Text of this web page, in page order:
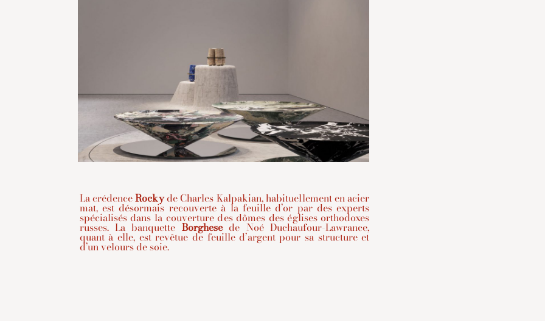
La crédenceRockyde Charles Kalpakian, habituellement en acier
mat, est désormais recouverte à la feuille d’or par des experts
spécialisés dans la couverture des dômes des églises orthodoxes
russes. La banquette Borghesede Noé Duchaufour-Lawrance,
quant à elle, est revêtue de feuille d’argent pour sa structure et
d’un velours de soie.